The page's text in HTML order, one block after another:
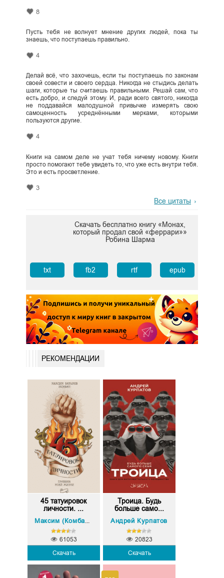
8
Пусть тебя не волнует мнение других людей, пока ты
знаешь, что поступаешь правильно.
4
Делай всё, что захочешь, если ты поступаешь по законам
своей совести и своего сердца. Никогда не стыдись делать
шаги, которые ты считаешь правильными. Решай сам, что
есть добро, и следуй этому. И, ради всего святого, никогда
не поддавайся малодушной привычке измерять свою
самоценность усреднёнными мерками, которыми
пользуются другие.
4
Книги на самом деле не учат тебя ничему новому. Книги
просто помогают тебе увидеть то, что уже есть внутри тебя.
Это и есть просветление.
3
Все цитаты
Скачать бесплатно книгу «Монах,
который продал свой «феррари»»
Робина Шарма
txt fb2 rtf epub
РЕКОМЕНДАЦИИ
45 татуировок
личности. ...
Максим (Комбат) Батырев
Скачать
61053
Троица. Будь
больше само...
Андрей Курпатов
Скачать
20823